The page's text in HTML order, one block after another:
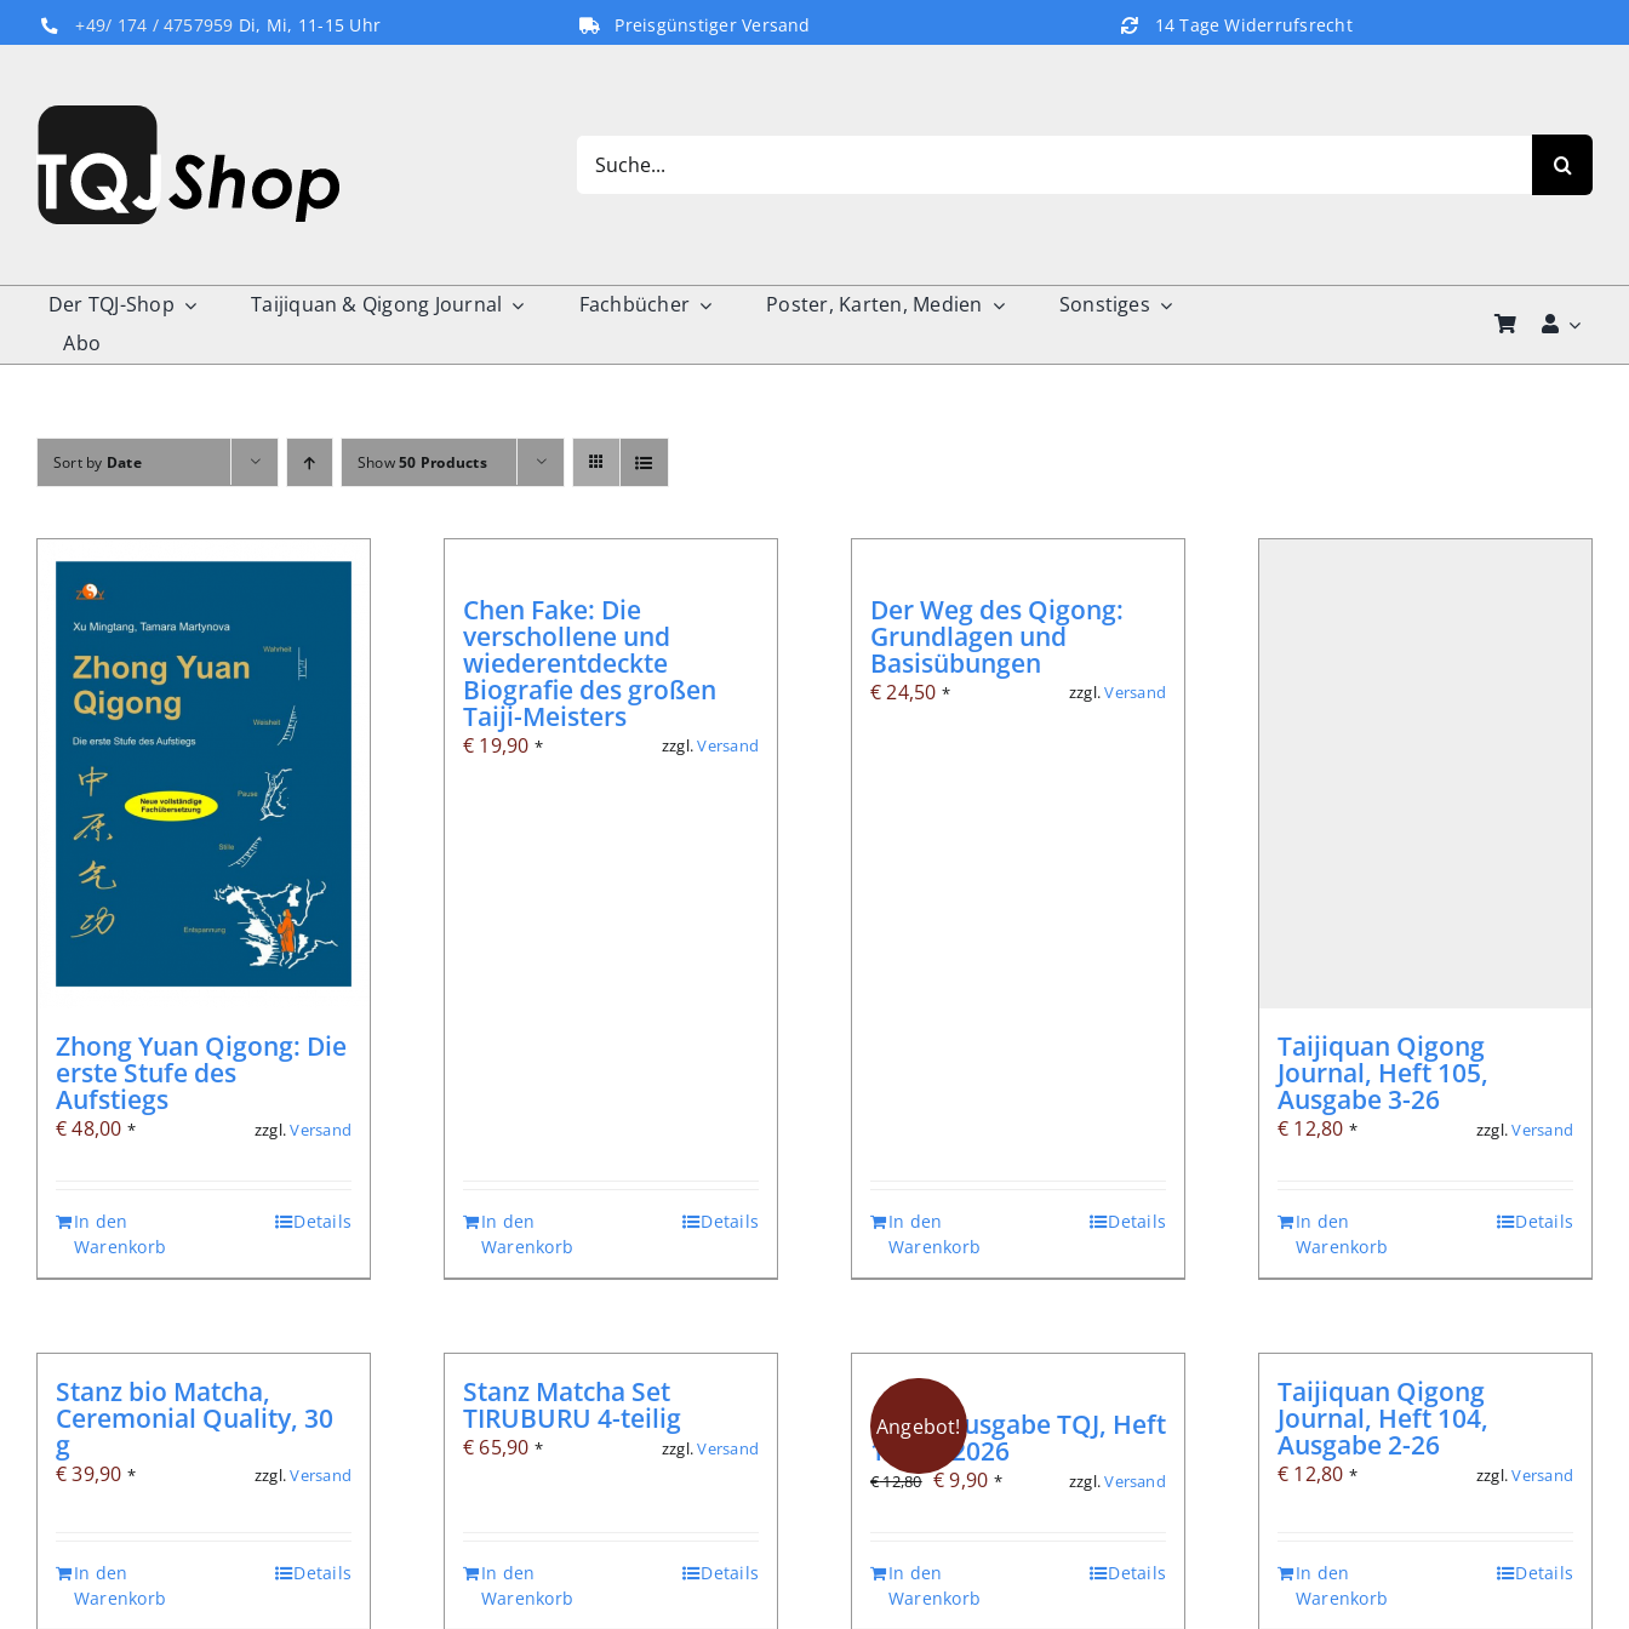
to
+49/ 174 / 4757959 Di, Mi, 11-15 Uhr Preisgünstiger Versand 14 Tage Widerrufsrecht
for:
Der TQJ-Shop Taijiquan & Qigong Journal Fachbücher Poster, Karten, Medien
Sonstiges
Abo
Sort by Date Show50 Products
Zhong Yuan Qigong: Die
erste Stufe des
Aufstiegs
€48,00 * zzgl.Versand
In den
Warenkorb
Details
Chen Fake: Die
verschollene und
wiederentdeckte
Biografie des großen
Taiji-Meisters
€ 19,90 * zzgl.Versand
In den
Warenkorb
Details
Der Weg des Qigong:
Grundlagen und
Basisübungen
€24,50 * zzgl.Versand
In den
Warenkorb
Details
Taijiquan Qigong
Journal, Heft 105,
Ausgabe 3-26
€ 12,80 * zzgl.Versand
In den
Warenkorb
Details
Stanz bio Matcha,
Ceremonial Quality, 30
g
€39,90 * zzgl.Versand
In den
Warenkorb
Details
Stanz Matcha Set
TIRUBURU 4-teilig
€ 65,90 * zzgl.Versand
In den
Warenkorb
Details
Angebot!
Digitalausgabe TQJ, Heft
104, 2/2026
€12,80 Ursprünglicher
€ 12,80
€9,90Aktueller
* zzgl.Versand
In den
Warenkorb
Details
Taijiquan Qigong
Journal, Heft 104,
Ausgabe 2-26
€ 12,80 * zzgl.Versand
In den
Warenkorb
Details